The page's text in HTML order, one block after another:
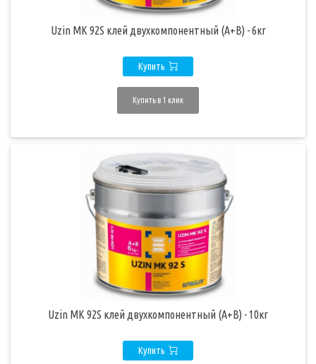
Uzin MK 92S клей двухкомпонентный (A+B) - 6кг
Купить
Купить в 1 клик
Uzin MK 92S клей двухкомпонентный (A+B) - 10кг
Купить